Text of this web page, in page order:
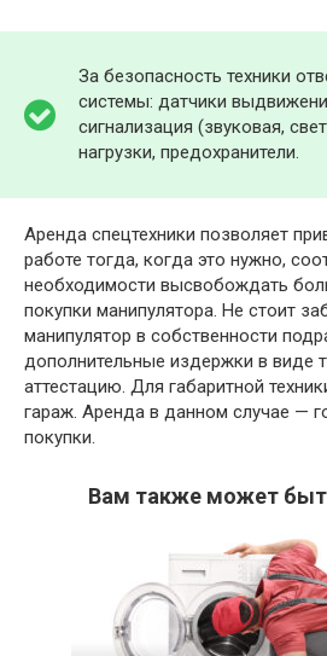
За безопасность техники
системы: датчики
сигнализация (звуковая,
нагрузки, предохранители.
Аренда спецтехники позволяет
работе тогда, когда это нужно,
необходимости высвобождать
покупки манипулятора. Не стоит
манипулятор в собственности
дополнительные издержки в виде
аттестацию. Для габаритной
гараж. Аренда в данном случае —
покупки.
Вам также может